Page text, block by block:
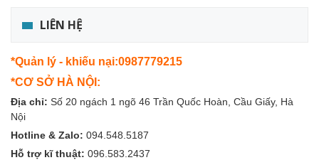
LIÊN HỆ
*Quản lý - khiếu nại:0987779215
*CƠ SỞ HÀ NỘI:
Địa chỉ: Số 20 ngách 1 ngõ 46 Trần Quốc Hoàn, Cầu Giấy, Hà
Nội
Hotline & Zalo: 094.548.5187
Hỗ trợ kĩ thuật: 096.583.2437